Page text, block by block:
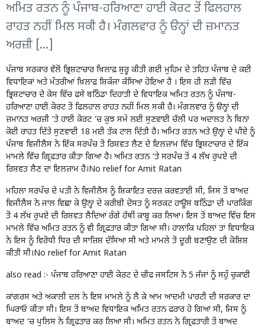
ਅਮਿਤ ਰਤਨ ਨੂੰ ਪੰਜਾਬ-ਹਰਿਆਣਾ ਹਾਈ ਕੋਰਟ ਤੋਂ ਫਿਲਹਾਲ
ਰਾਹਤ ਨਹੀਂ ਮਿਲ ਸਕੀ ਹੈ। ਮੰਗਲਵਾਰ ਨੂੰ ੳਨ੍ਹਾਂ ਦੀ ਜ਼ਮਾਨਤ
ਅਰਜ਼ੀ […]
ਪੰਜਾਬ ਸਰਕਾਰ ਵੱਲੋਂ ਭ੍ਰਿਸ਼ਟਾਚਾਰ ਖ਼ਿਲਾਫ਼ ਸ਼ੁਰੂ ਕੀਤੀ ਗਈ ਮੁਹਿਮ ਦੇ ਤਹਿਤ ਪੰਜਾਬ ਦੇ ਕਈ
ਵਿਧਾਇਕਾਂ ਅਤੇ ਮੰਤਰੀਆਂ ਖ਼ਿਲਾਫ਼ ਸ਼ਿਕੰਜਾ ਕੱਸਿਆ ਹੋਇਆ ਹੈ । ਇਸ ਹੀ ਲੜੀ ਵਿੱਚ
ਭ੍ਰਿਸ਼ਟਾਚਾਰ ਦੇ ਕੇਸ ਵਿੱਚ ਫਸੇ ਬਠਿੰਡਾ ਦਿਹਾਤੀ ਦੇ ਵਿਧਾਇਕ ਅਮਿਤ ਰਤਨ ਨੂੰ ਪੰਜਾਬ-
ਹਰਿਆਣਾ ਹਾਈ ਕੋਰਟ ਤੋਂ ਫਿਲਹਾਲ ਰਾਹਤ ਨਹੀਂ ਮਿਲ ਸਕੀ ਹੈ। ਮੰਗਲਵਾਰ ਨੂੰ ੳਨ੍ਹਾਂ ਦੀ
ਜ਼ਮਾਨਤ ਅਰਜ਼ੀ ‘ਤੇ ਹਾਈ ਕੋਰਟ ‘ਚ ਕੁਝ ਸਮੇਂ ਲਈ ਸੁਣਵਾਈ ਚੱਲੀ ਪਰ ਅਦਾਲਤ ਨੇ ਬਿਨਾਂ
ਕੋਈ ਰਾਹਤ ਦਿੱਤੇ ਸੁਣਵਾਈ 18 ਮਈ ਤੱਕ ਟਾਲ ਦਿੱਤੀ ਹੈ। ਅਮਿਤ ਰਤਨ ਅਤੇ ਉਨ੍ਹਾਂ ਦੇ ਪੀਏ ਨੂੰ
ਪੰਜਾਬ ਵਿਜੀਲੈਂਸ ਨੇ ਇੱਕ ਸਰਪੰਚ ਤੋਂ ਰਿਸ਼ਵਤ ਲੈਣ ਦੇ ਇਲਜ਼ਾਮ ਵਿੱਚ ਭ੍ਰਿਸ਼ਟਾਚਾਰ ਦੇ ਇੱਕ
ਮਾਮਲੇ ਵਿੱਚ ਗ੍ਰਿਫਤਾਰ ਕੀਤਾ ਗਿਆ ਹੈ। ਅਮਿਤ ਰਤਨ ‘ਤੇ ਸਰਪੰਚ ਤੋਂ 4 ਲੱਖ ਰੁਪਏ ਦੀ
ਰਿਸ਼ਵਤ ਲੈਣ ਦਾ ਇਲਜ਼ਾਮ ਹੈ।No relief for Amit Ratan
ਮਹਿਲਾ ਸਰਪੰਚ ਦੇ ਪਤੀ ਨੇ ਵਿਜੀਲੈਂਸ ਨੂੰ ਸ਼ਿਕਾਇਤ ਦਰਜ਼ ਕਰਵਤਾਈ ਸੀ, ਜਿਸ ਤੋਂ ਬਾਅਦ
ਵਿਜੀਲੈਂਸ ਨੇ ਜਾਲ ਵਿਛਾ ਕੇ ਉਨ੍ਹਾਂ ਦੇ ਕਰੀਬੀ ਦੋਸਤ ਨੂੰ ਸਰਕਟ ਹਾਊਸ ਬਠਿੰਡਾ ਦੀ ਪਾਰਕਿੰਗ
ਤੋਂ 4 ਲੱਖ ਰੁਪਏ ਦੀ ਰਿਸ਼ਵਤ ਲੈਂਦਿਆਂ ਰੰਗੇ ਹੱਥੀਂ ਕਾਬੂ ਕਰ ਲਿਆ। ਇਸ ਤੋਂ ਬਾਅਦ ਵਿੱਚ ਇਸ
ਮਾਮਲੇ ਵਿੱਚ ਅਮਿਤ ਰਤਨ ਨੂੰ ਵੀ ਗ੍ਰਿਫ਼ਤਾਰ ਕੀਤਾ ਗਿਆ ਸੀ। ਹਾਲਾਂਕਿ ਪਹਿਲਾਂ ਤਾਂ ਵਿਧਾਇਕ
ਨੇ ਇਸ ਨੂੰ ਵਿਰੋਧੀ ਧਿਰ ਦੀ ਸਾਜ਼ਿਸ਼ ਦੱਸਿਆ ਸੀ ਅਤੇ ਮਾਮਲੇ ਤੋਂ ਦੂਰੀ ਬਣਾਉਣ ਦੀ ਕੋਸ਼ਿਸ਼
ਕੀਤੀ ਸੀ।No relief for Amit Ratan
also read :- ਪੰਜਾਬ ਹਰਿਆਣਾ ਹਾਈ ਕੋਰਟ ਦੇ ਚੀਫ ਜਸਟਿਸ ਨੇ 5 ਜੱਜਾਂ ਨੂੰ ਸਹੁੰ ਚੁਕਾਈ
ਕਾਂਗਰਸ ਅਤੇ ਅਕਾਲੀ ਦਲ ਨੇ ਇਸ ਮਾਮਲੇ ਨੂੰ ਲੈ ਕੇ ਆਮ ਆਦਮੀ ਪਾਰਟੀ ਦੀ ਸਰਕਾਰ ਦਾ
ਘਿਰਾਓ ਕੀਤਾ ਸੀ। ਇਸ ਤੋਂ ਬਾਅਦ ਵਿਧਾਇਕ ਅਮਿਤ ਰਤਨ ਫਰਾਰ ਹੋ ਗਿਆ ਸੀ, ਜਿਸ ਨੂੰ
ਬਾਅਦ ‘ਚ ਪੁਲਿਸ ਨੇ ਗ੍ਰਿਫਤਾਰ ਕਰ ਲਿਆ ਸੀ। ਅਮਿਤ ਰਤਨ ਨੇ ਗ੍ਰਿਫ਼ਤਾਰੀ ਤੋਂ ਬਾਅਦ